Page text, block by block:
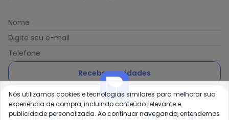
Nome
Digite seu e-mail
Telefone
Receber novidades
Ao enviar o cadastro, você concorda com a nossa Política
de Privacidade
Compre pelo app e ganhe12% OFF + frete grátis
Nós utilizamos cookies e tecnologias similares para melhorar sua
experiência de compra, incluindo conteúdo relevante e
publicidade personalizada. Ao continuar navegando, entendemos